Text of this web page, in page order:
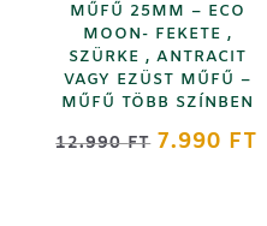
MŰFŰ 25MM – ECO
MOON- FEKETE ,
SZÜRKE , ANTRACIT
VAGY EZÜST MŰFŰ –
MŰFŰ TÖBB SZÍNBEN
12.990FT ORIGINAL
7.990 FT